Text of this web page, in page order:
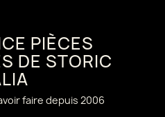
PIÈCES
DE STORIC
faire depuis 2006